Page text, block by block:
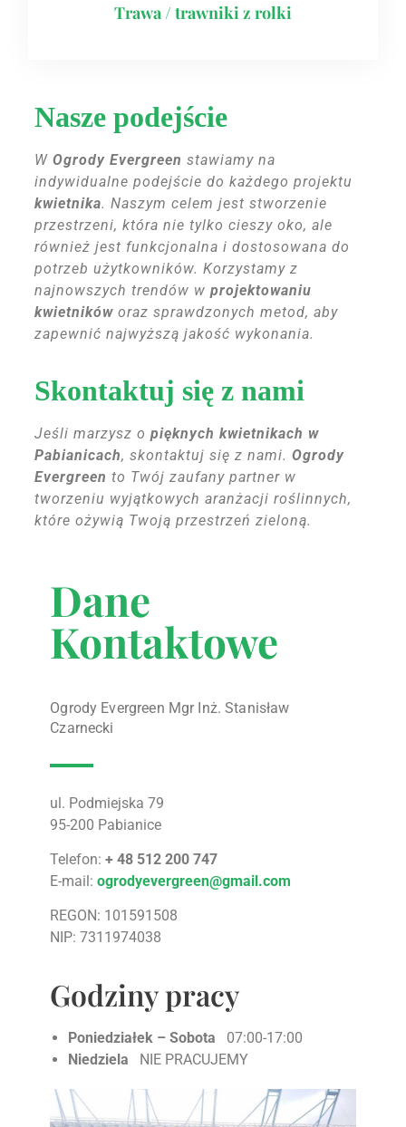
Trawa / trawniki z rolki
Nasze podejście
WOgrody Evergreen stawiamy na
indywidualne podejście do każdego projektu
kwietnika. Naszym celem jest stworzenie
przestrzeni, która nie tylko cieszy oko, ale
również jest funkcjonalna i dostosowana do
potrzeb użytkowników. Korzystamy z
najnowszych trendów wprojektowaniu
kwietników oraz sprawdzonych metod, aby
zapewnić najwyższą jakość wykonania.
Skontaktuj się z nami
Jeśli marzysz opięknych kwietnikach w
Pabianicach, skontaktuj się z nami.Ogrody
Evergreen to Twój zaufany partner w
tworzeniu wyjątkowych aranżacji roślinnych,
które ożywią Twoją przestrzeń zieloną.
Dane
Kontaktowe
Ogrody Evergreen Mgr Inż. Stanisław
Czarnecki
ul. Podmiejska 79
95-200 Pabianice
Telefon:+ 48 512 200 747
E-mail:ogrodyevergreen@gmail.com
REGON: 101591508
NIP: 7311974038
Godziny pracy
Poniedziałek – Sobota
07:00-17:00
Niedziela NIE PRACUJEMY